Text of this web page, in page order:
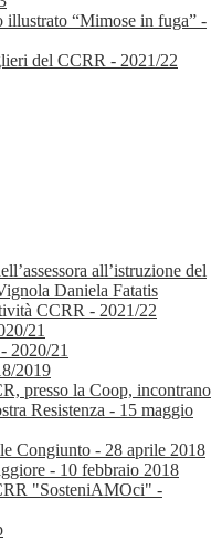
illustrato “Mimose in fuga” -
del CCRR - 2021/22
all’istruzione del
Daniela Fatatis
CCRR - 2021/22
21
2020/21
2019
presso la Coop, incontrano
Resistenza - 15 maggio
Congiunto - 28 aprile 2018
- 10 febbraio 2018
"SosteniAMOci" -